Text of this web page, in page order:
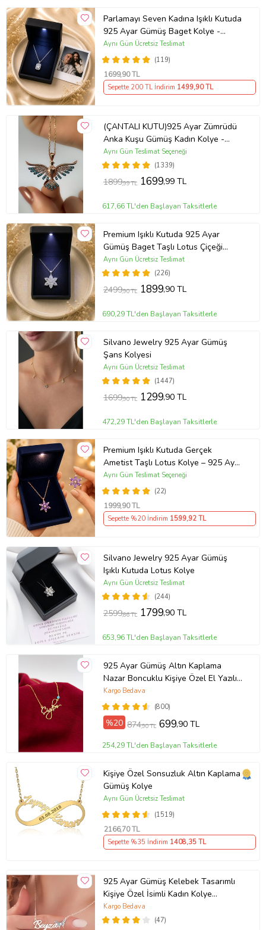
Parlamayı Seven Kadına Işıklı Kutuda
925 Ayar Gümüş Baget Kolye -
Kişiye Özel Fotoğraf Hediye
(119)
Aynı Gün Ücretsiz Teslimat
1699,90 TL
Sepette 200 TL İndirim 1499,90 TL
(ÇANTALI KUTU)925 Ayar Zümrüdü
Anka Kuşu Gümüş Kadın Kolye -
MAVİ
(1339)
Aynı Gün Teslimat Seçeneği
1899,99 TL 1699,99 TL
617,66 TL'den Başlayan Taksitlerle
Premium Işıklı Kutuda 925 Ayar
Gümüş Baget Taşlı Lotus Çiçeği
Kolye
(226)
Aynı Gün Ücretsiz Teslimat
2499,90 TL 1899,90 TL
690,29 TL'den Başlayan Taksitlerle
Silvano Jewelry 925 Ayar Gümüş
Şans Kolyesi
(1447)
Aynı Gün Ücretsiz Teslimat
1699,90 TL 1299,90 TL
472,29 TL'den Başlayan Taksitlerle
Premium Işıklı Kutuda Gerçek
Ametist Taşlı Lotus Kolye – 925 Ayar
Gümüş Kadın Kolye
(22)
Aynı Gün Teslimat Seçeneği
1999,90 TL
Sepette %20 İndirim 1599,92 TL
Silvano Jewelry 925 Ayar Gümüş
Işıklı Kutuda Lotus Kolye
(244)
Aynı Gün Ücretsiz Teslimat
2599,86 TL 1799,90 TL
653,96 TL'den Başlayan Taksitlerle
925 Ayar Gümüş Altın Kaplama
Nazar Boncuklu Kişiye Özel El Yazılı
Kolye (Sarı)
(800)
Kargo Bedava
%20 874,90 TL 699,90 TL
254,29 TL'den Başlayan Taksitlerle
Kişiye Özel Sonsuzluk Altın Kaplama
Gümüş Kolye
(1519)
Aynı Gün Ücretsiz Teslimat
2166,70 TL
Sepette %35 İndirim 1408,35 TL
925 Ayar Gümüş Kelebek Tasarımlı
Kişiye Özel İsimli Kadın Kolye
Anneye Hediye,Sevgiliye
Hediye,Arkadaşa Hediye,Doğum
(47)
Kargo Bedava